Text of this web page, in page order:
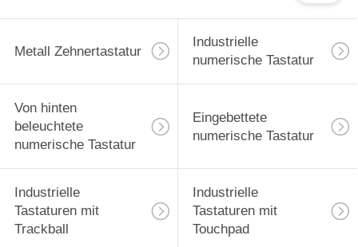
Metall Zehnertastatur
Industrielle
numerische Tastatur
Von hinten
beleuchtete
numerische Tastatur
Eingebettete
numerische Tastatur
Industrielle
Tastaturen mit
Trackball
Industrielle
Tastaturen mit
Touchpad